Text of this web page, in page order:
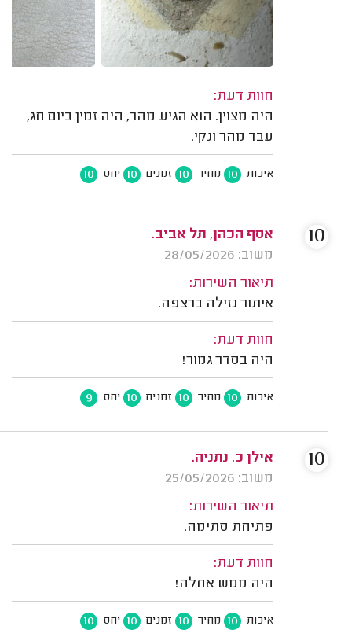
חוות דעת:
היה מצוין. הוא הגיע מהר, היה זמין ביום חג,
עבד מהר ונקי.
איכות 10 מחיר 10 זמנים 10 יחס 10
אסף הכהן, תל אביב.
משוב: 28/05/2026
תיאור השירות:
איתור נזילה ברצפה.
חוות דעת:
היה בסדר גמור!
איכות 10 מחיר 10 זמנים 10 יחס 9
10
אילן כ. נתניה.
משוב: 25/05/2026
תיאור השירות:
פתיחת סתימה.
חוות דעת:
היה ממש אחלה!
איכות 10 מחיר 10 זמנים 10 יחס 10
10